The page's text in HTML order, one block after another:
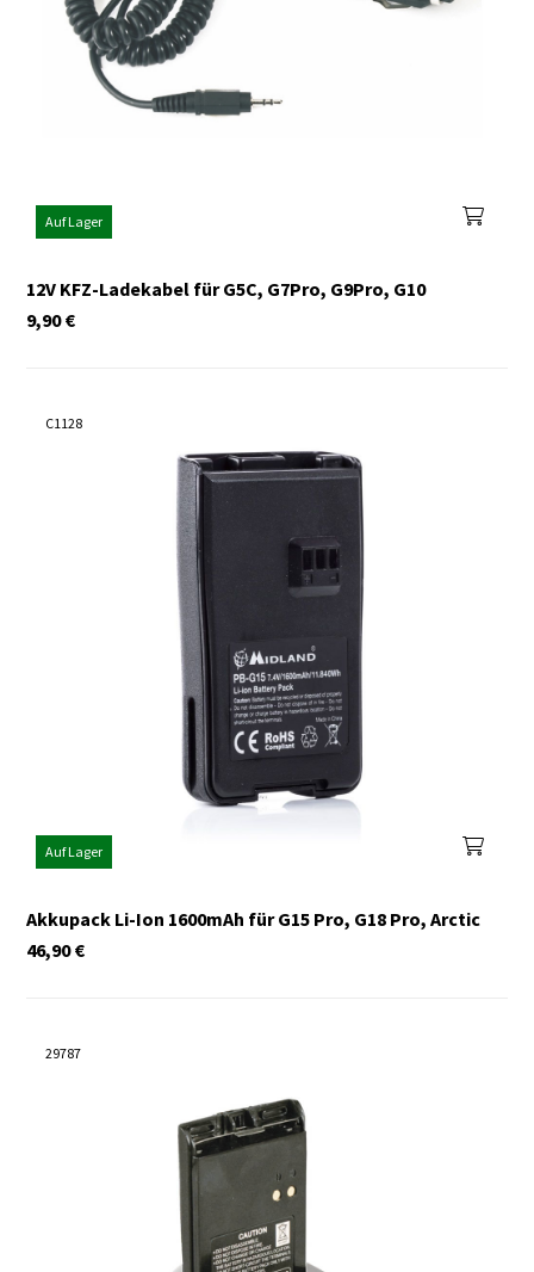
Auf Lager
12V KFZ-Ladekabel für G5C, G7Pro, G9Pro, G10
€
9,90
C1128
Auf Lager
Akkupack Li-Ion 1600mAh für G15 Pro, G18 Pro, Arctic
€
46,90
29787